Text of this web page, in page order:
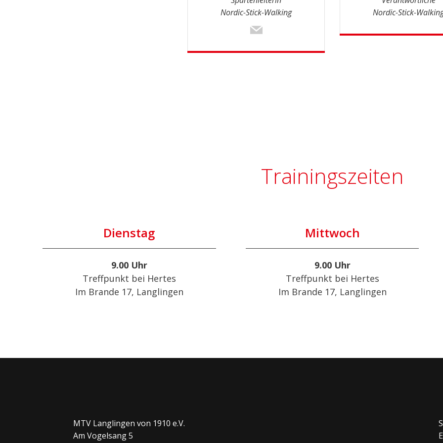
Nordic-Stick-Walking
Nordic-Stick-
Trainingszeiten
Dienstag
9.00 Uhr
Treffpunkt bei Hertes
Im Brande 17, Langlingen
Mittwoch
9.00 Uhr
Treffpunkt bei Hertes
Im Brande 17, Langlingen
MTV Langlingen von 1910 e.V.
Am Vogelsang 5